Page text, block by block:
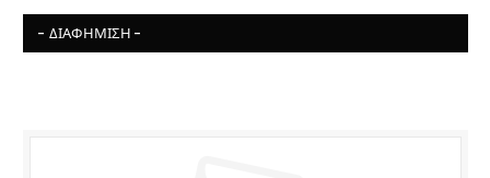
- ΔΙΑΦΉΜΙΣΗ -